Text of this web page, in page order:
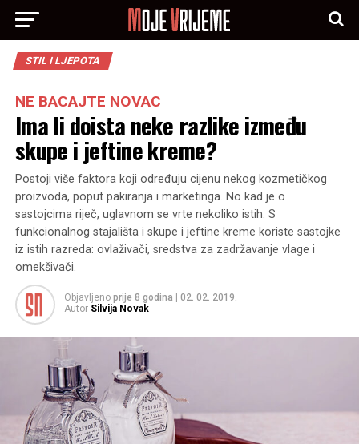
STIL I LJEPOTA
NE BACAJTE NOVAC
Ima li doista neke razlike između
skupe i jeftine kreme?
Postoji više faktora koji određuju cijenu nekog kozmetičkog
proizvoda, poput pakiranja i marketinga. No kad je o
sastojcima riječ, uglavnom se vrte nekoliko istih. S
funkcionalnog stajališta i skupe i jeftine kreme koriste sastojke
iz istih razreda: ovlaživači, sredstva za zadržavanje vlage i
omekšivači.
Objavljeno prije 8 godina
02. 02. 2019.
Autor Silvija Novak